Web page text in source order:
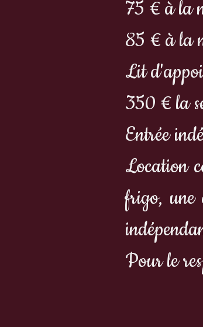
75 € à la
85 € à la
Lit
350 € la
Entrée
Location
frigo, une
Pour le